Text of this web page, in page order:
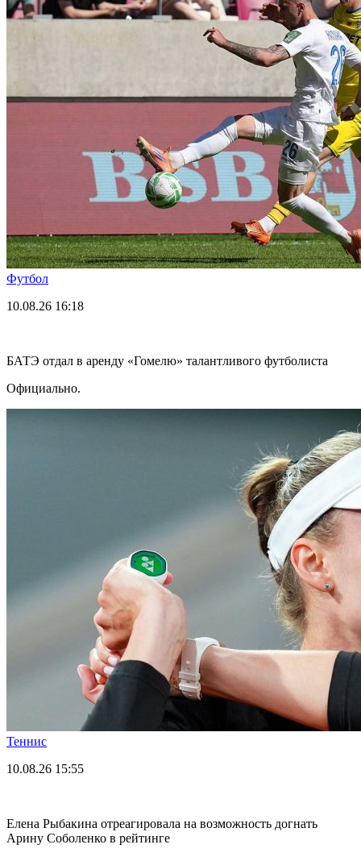
Футбол
10.08.26 16:18
БАТЭ отдал в аренду «Гомелю» талантливого футболиста
Официально.
Теннис
10.08.26 15:55
Елена Рыбакина отреагировала на возможность догнать
Арину Соболенко в рейтинге